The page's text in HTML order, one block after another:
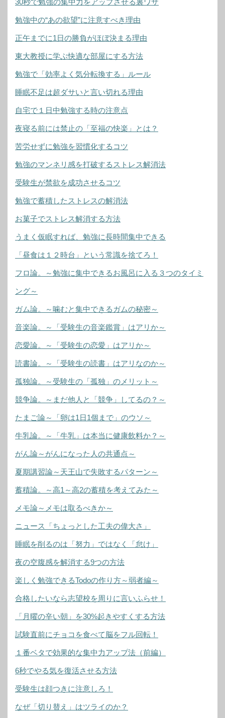
30秒で勉強の集中力をアップさせる裏ワザ
勉強中の“あの欲望”に注意すべき理由
正午までに1日の勝負がほぼ決まる理由
東大教授に学ぶ快適な部屋にする方法
勉強で「効率よく気分転換する」ルール
睡眠不足は超ダサいと言い切れる理由
自宅で１日中勉強する時の注意点
夜寝る前には禁止の「至福の快楽」とは？
苦労せずに勉強を習慣化するコツ
勉強のマンネリ感を打破するストレス解消法
受験生が禁欲を成功させるコツ
勉強で蓄積したストレスの解消法
お菓子でストレス解消する方法
うまく仮眠すれば、勉強に長時間集中できる
「昼食は１２時台」という常識を捨てろ！
フロ論。～勉強に集中できるお風呂に入る３つのタイミ
ング～
ガム論。～噛むと集中できるガムの秘密～
音楽論。～「受験生の音楽鑑賞」はアリか～
恋愛論。～「受験生の恋愛」はアリか～
読書論。～「受験生の読書」はアリなのか～
孤独論。～受験生の「孤独」のメリット～
競争論。～まだ他人と「競争」してるの？～
たまご論～「卵は1日1個まで」のウソ～
牛乳論。～「牛乳」は本当に健康飲料か？～
がん論～がんになった人の共通点～
夏期講習論～天王山で失敗するパターン～
蓄積論。～高1～高2の蓄積を考えてみた～
メモ論～メモは取るべきか～
ニュース「ちょっとした工夫の偉大さ」
睡眠を削るのは「努力」ではなく「怠け」
夜の空腹感を解消する9つの方法
楽しく勉強できるTodoの作り方～弱者編～
合格したいなら志望校を周りに言いふらせ！
「月曜の辛い朝」を30%起きやすくする方法
試験直前にチョコを食べて脳をフル回転！
１番ベタで効果的な集中力アップ法（前編）
6秒でやる気を復活させる方法
受験生は顔つきに注意しろ！
なぜ「切り替え」はツライのか？